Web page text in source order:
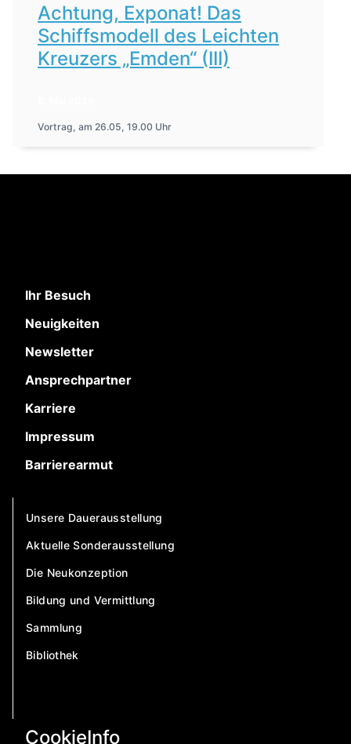
CookieInfo
Achtung, Exponat! Das
Schiffsmodell des Leichten
Kreuzers „Emden“ (III)
Vortrag, am 26.05, 19.00 Uhr
Ihr Besuch
Neuigkeiten
Newsletter
Ansprechpartner
Karriere
Impressum
Barrierearmut
Unsere Dauerausstellung
Aktuelle Sonderausstellung
Die Neukonzeption
Bildung und Vermittlung
Sammlung
Bibliothek